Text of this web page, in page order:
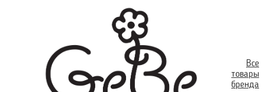
Все
товары
бренда